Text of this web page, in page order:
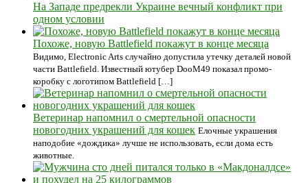
На Западе предрекли Украине вечный конфликт при
одном условии
Похоже, новую Battlefield покажут в конце месяца
Видимо, Electronic Arts случайно допустила утечку деталей новой
части Battlefield. Известный ютубер DooM49 показал промо-
коробку с логотипом Battlefield […]
Ветеринар напомнил о смертельной опасности
новогодних украшений для кошек Елочные украшения
наподобие «дождика» лучше не использовать, если дома есть
животные.